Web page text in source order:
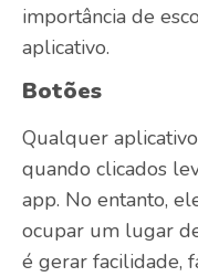
importância de
aplicativo.
Botões
Qualquer
quando clicados
app. No entanto,
ocupar um lugar
é gerar facilidade,